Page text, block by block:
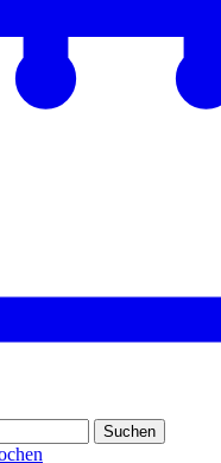
Suchen